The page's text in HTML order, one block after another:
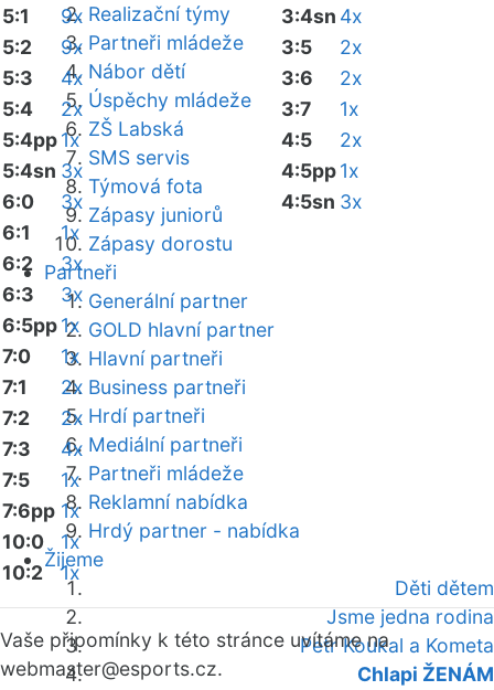
Realizační týmy
Partneři mládeže
Nábor dětí
Úspěchy mládeže
ZŠ Labská
SMS servis
Týmová fota
Zápasy juniorů
Zápasy dorostu
Partneři
Generální partner
GOLD hlavní partner
Hlavní partneři
Business partneři
Hrdí partneři
Mediální partneři
Partneři mládeže
Reklamní nabídka
Hrdý partner - nabídka
Žijeme
Děti dětem
Jsme jedna rodina
Petr Koukal a Kometa
Chlapi ŽENÁM
5:1
9x
5:2
9x
5:3
4x
5:4
2x
5:4pp1x
5:4sn 3x
6:0
3x
6:1
1x
6:2
3x
6:3
3x
6:5pp1x
7:0
1x
7:1
2x
7:2
2x
7:3
4x
7:5
1x
7:6pp 1x
10:0
1x
10:2
1x
3:4sn 4x
3:5
2x
3:6
2x
3:7
1x
4:5
2x
4:5pp1x
4:5sn 3x
Vaše připomínky k této stránce uvítáme na
webmaster@esports.cz.